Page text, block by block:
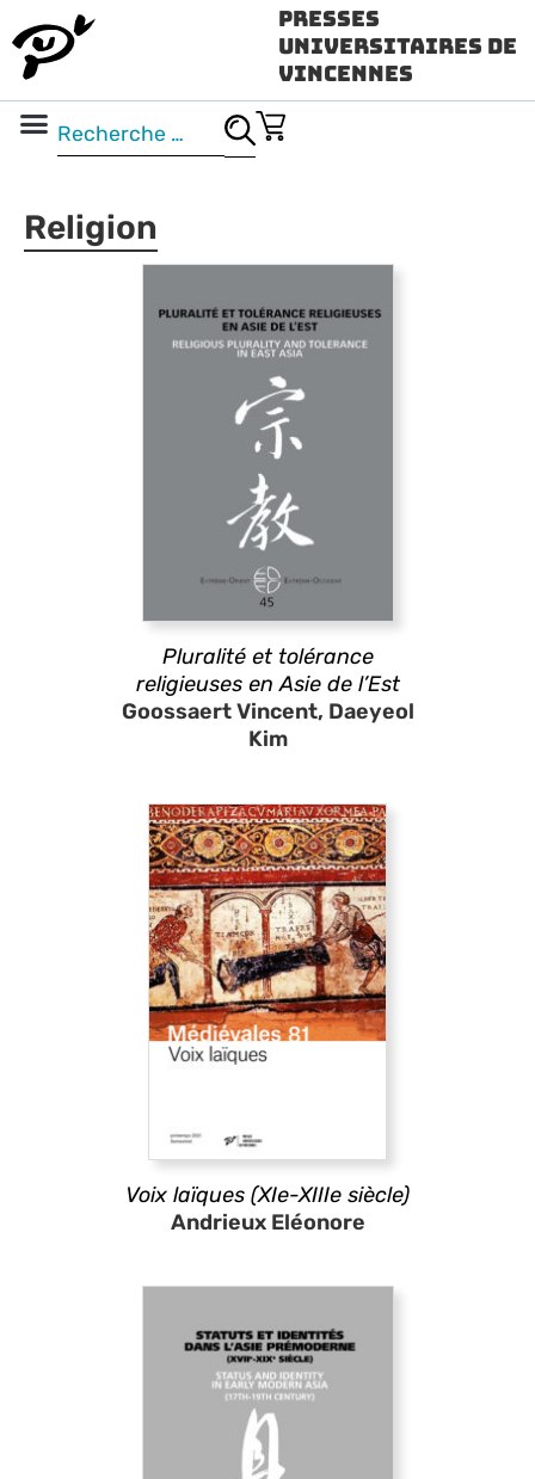
Presses
Universitaires de
Vincennes
Religion
Pluralité et tolérance
religieuses en Asie de l’Est
Goossaert Vincent, Daeyeol
Kim
Voix laïques (XIe-XIIIe siècle)
Andrieux Eléonore